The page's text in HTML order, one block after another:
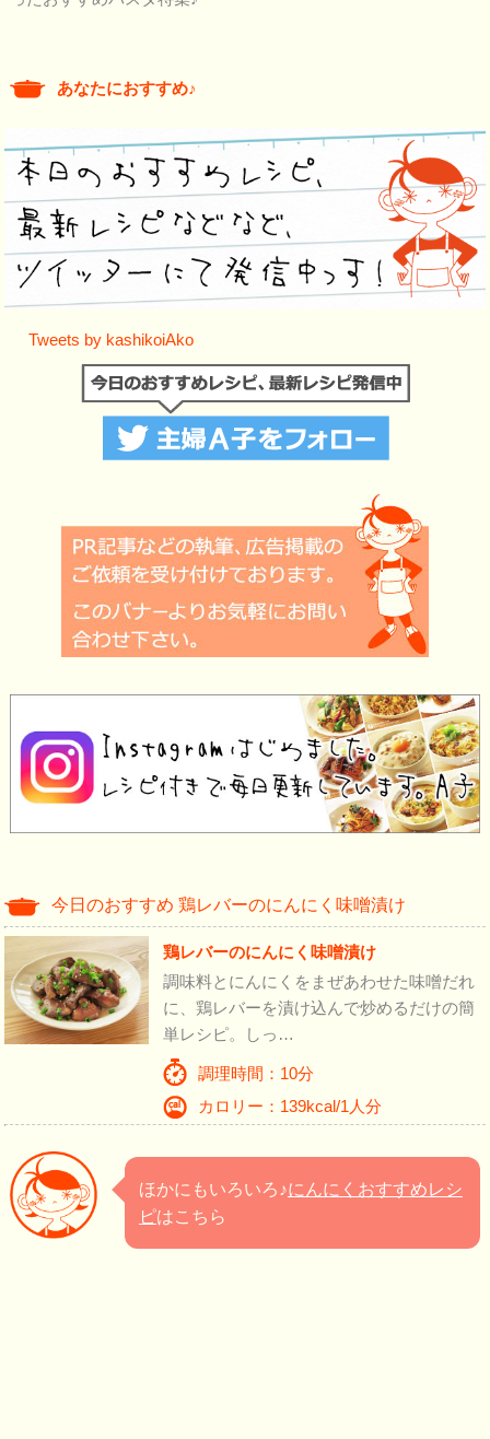
あなたにおすすめ♪
Tweets by kashikoiAko
今日のおすすめ 鶏レバーのにんにく味噌漬け
鶏レバーのにんにく味噌漬け
調味料とにんにくをまぜあわせた味噌だれ
に、鶏レバーを漬け込んで炒めるだけの簡
単レシピ。しっ…
調理時間：10分
カロリー：139kcal/1人分
ほかにもいろいろ♪にんにくおすすめレシ
ピはこちら